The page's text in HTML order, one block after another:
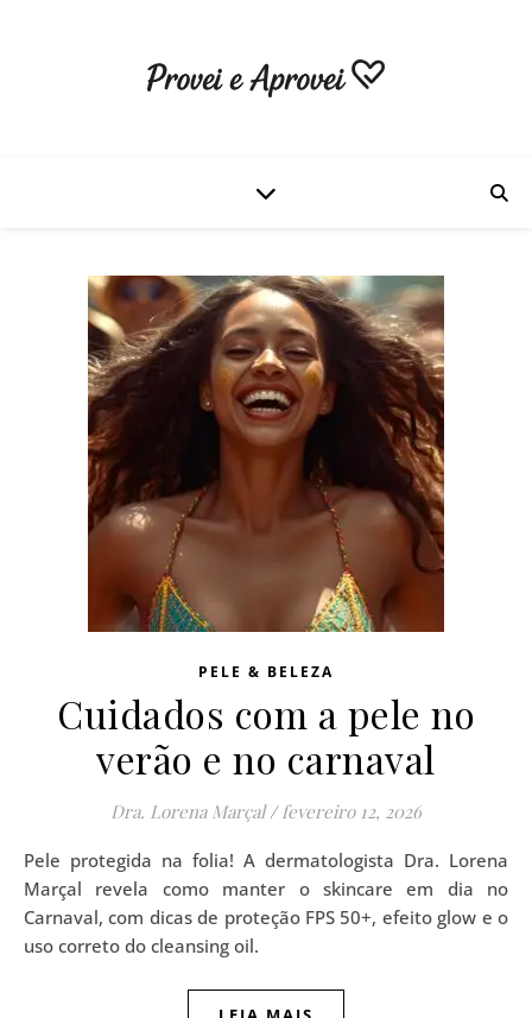
PELE & BELEZA
Cuidados com a pele no
verão e no carnaval
Dra. Lorena Marçal / fevereiro 12, 2026
Pele protegida na folia! A dermatologista Dra. Lorena
Marçal revela como manter o skincare em dia no
Carnaval, com dicas de proteção FPS 50+, efeito glow e o
uso correto do cleansing oil.